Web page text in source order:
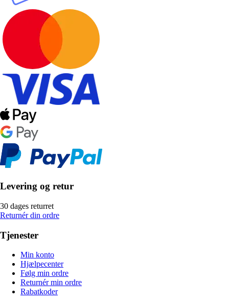
Levering og retur
30 dages returret
Returnér din ordre
Tjenester
Min konto
Hjælpecenter
Følg min ordre
Returnér min ordre
Rabatkoder